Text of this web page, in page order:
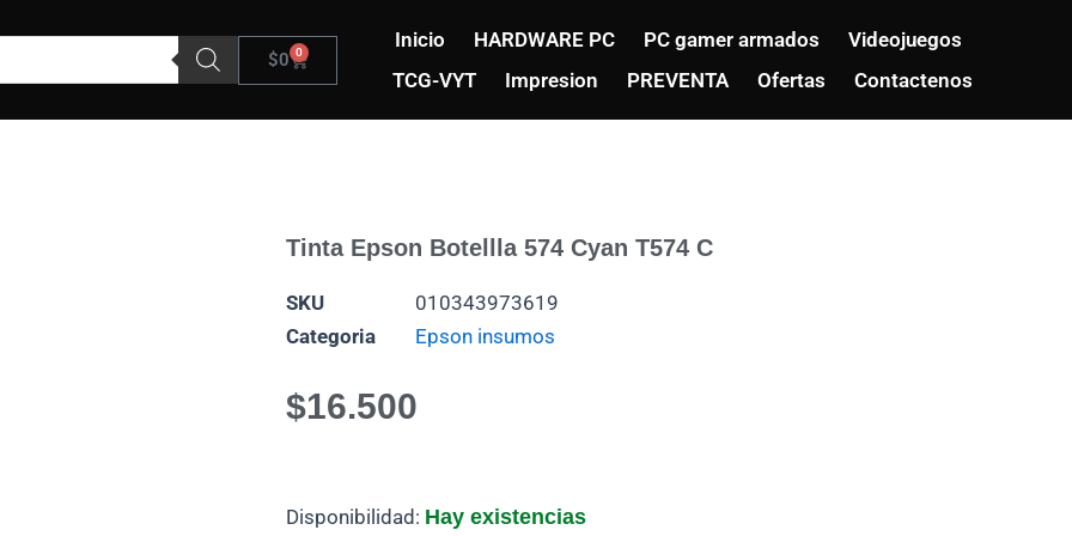
$0 0
Carrito
Inicio HARDWARE PC PC gamer armados
Videojuegos
TCG-VYT
Impresion PREVENTA Ofertas Contactenos
Tinta Epson Botellla 574 Cyan T574 C
SKU
010343973619
Categoria
Epson insumos
$16.500
Disponibilidad: Hay existencias
Tinta